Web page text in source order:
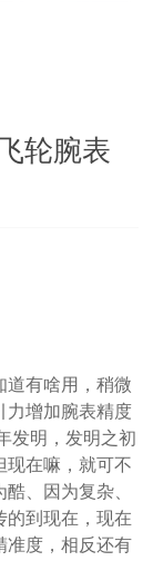
轮腕表
道有啥用，稍微
力增加腕表精度
发明，发明之初
现在嘛，就可不
、因为复杂、
的到现在，现在
准度，相反还有